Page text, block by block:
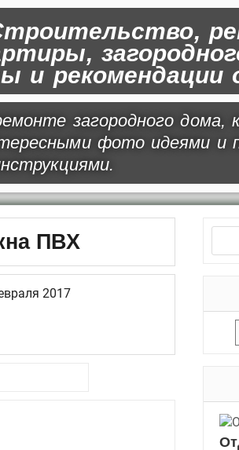
и
загородного дома,
фото идеями и
ПВХ
2017
а